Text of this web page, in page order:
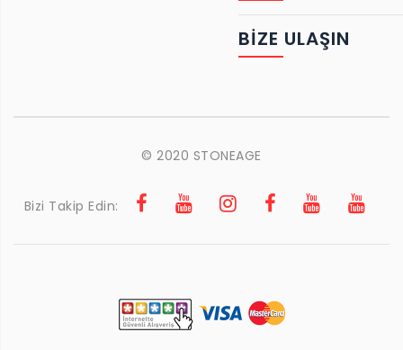
BIZE ULAŞIN
© 2020 STONEAGE
Bizi Takip Edin: